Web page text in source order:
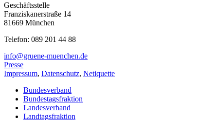
Geschäftsstelle
Franziskanerstraße 14
81669 München
Telefon: 089 201 44 88
info@gruene-muenchen.de
Presse
Impressum, Datenschutz, Netiquette
Bundesverband
Bundestagsfraktion
Landesverband
Landtagsfraktion